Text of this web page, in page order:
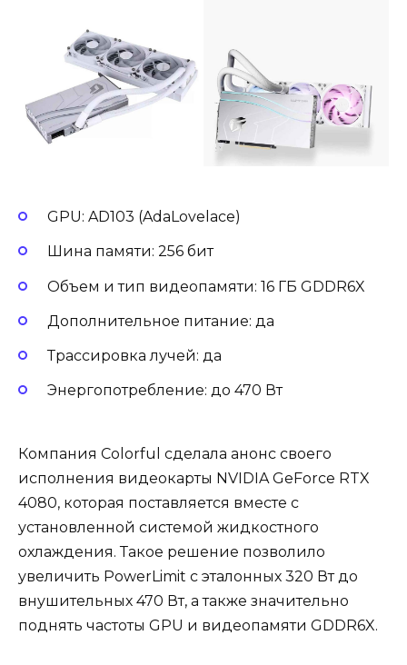
GPU: AD103 (AdaLovelace)
Шина памяти: 256 бит
Объем и тип видеопамяти: 16 ГБ GDDR6X
Дополнительное питание: да
Трассировка лучей: да
Энергопотребление: до 470 Вт
Компания Colorful сделала анонс своего
исполнения видеокарты NVIDIA GeForce RTX
4080, которая поставляется вместе с
установленной системой жидкостного
охлаждения. Такое решение позволило
увеличить PowerLimit с эталонных 320 Вт до
внушительных 470 Вт, а также значительно
поднять частоты GPU и видеопамяти GDDR6X.